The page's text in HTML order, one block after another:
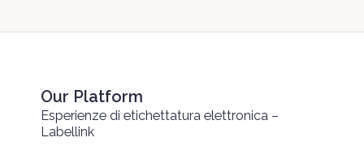
Our Platform
Esperienze di etichettatura elettronica –
Labellink